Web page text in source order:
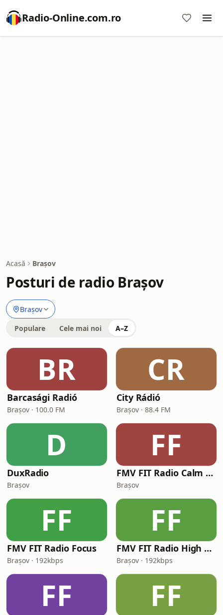
Radio-Online.com.ro
Acasă Brașov
Posturi de radio Brașov
Brașov
Populare Cele mai noi A–Z
BR
Barcasági Radió
Brașov · 100.0 FM
CR
City Rádió
Brașov · 88.4 FM
D
DuxRadio
Brașov
FF
FMV FIT Radio Calm & Relax
Brașov
FF
FMV FIT Radio Focus
Brașov · 192kbps
FF
FMV FIT Radio High Energy
Brașov · 192kbps
FF FF